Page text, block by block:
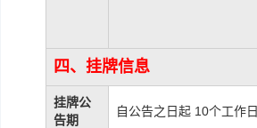
四、挂牌信息
挂牌公
告期
自公告之日起 10个工作日